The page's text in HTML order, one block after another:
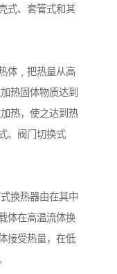
式、套管式和其
体﹐把热量从高
热固体物质达到
热，使之达到热
、阀门切换式
换热器由在其中
体在高温流体换
接受热量，在低